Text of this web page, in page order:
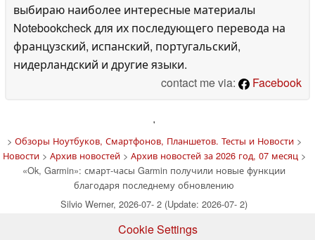
выбираю наиболее интересные материалы
Notebookcheck для их последующего перевода на
французский, испанский, португальский,
нидерландский и другие языки.
contact me via:
Facebook
'
> Обзоры Ноутбуков, Смартфонов, Планшетов. Тесты и Новости>
Новости> Архив новостей> Архив новостей за 2026 год, 07 месяц>
«Ok, Garmin»: смарт-часы Garmin получили новые функции
благодаря последнему обновлению
Silvio Werner, 2026-07- 2 (Update: 2026-07- 2)
Cookie Settings